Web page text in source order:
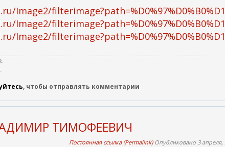
Image2/
Image2/
Image2/
, чтобы отправлять комментарии
ТИМОФЕЕВИЧ
Постоянная ссылка (Permalink)Опубликовано 3 апреля,